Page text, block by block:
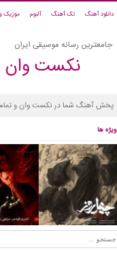
دانلود آهنگ تک آهنگ آلبوم موزیک
جامعترین رسانه موسیقی ایران
نکست وان
پخش آهنگ شما در نکست وان و
ویژه ها